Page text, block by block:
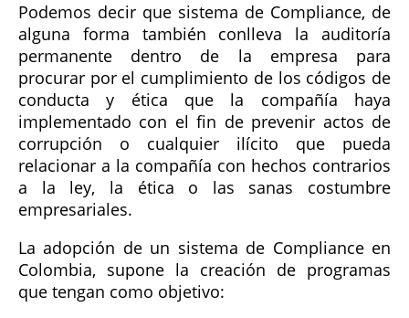
Podemos decir que sistema de Compliance, de
alguna forma también conlleva la auditoría
permanente dentro de la empresa para
procurar por el cumplimiento de los códigos de
conducta y ética que la compañía haya
implementado con el fin de prevenir actos de
corrupción o cualquier ilícito que pueda
relacionar a la compañía con hechos contrarios
a la ley, la ética o las sanas costumbre
empresariales.
La adopción de un sistema de Compliance en
Colombia, supone la creación de programas
que tengan como objetivo: